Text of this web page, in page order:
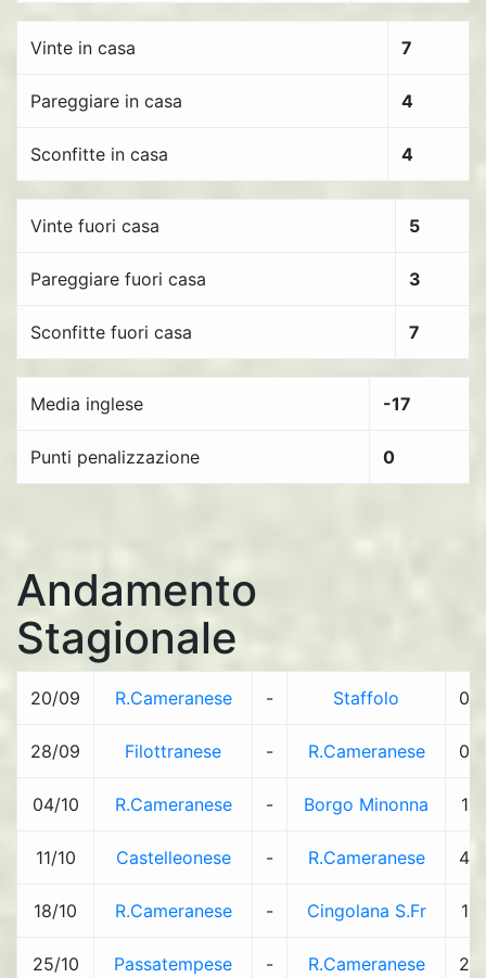
Vinte in casa 7
Pareggiare in casa 4
Sconfitte in casa 4
Vinte fuori casa 5
Pareggiare fuori casa 3
Sconfitte fuori casa 7
Media inglese -17
Punti penalizzazione 0
Andamento
Stagionale
20/09 R.Cameranese - Staffolo 0
28/09 Filottranese - R.Cameranese 0
04/10 R.Cameranese - Borgo Minonna 1
11/10 Castelleonese - R.Cameranese 4
18/10 R.Cameranese - Cingolana S.Fr 1
25/10 Passatempese - R.Cameranese 2